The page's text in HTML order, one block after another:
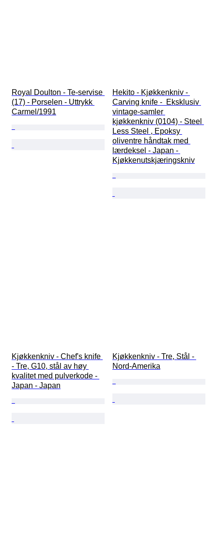
Royal Doulton - Te-servise
(17) - Porselen - Uttrykk
Carmel/1991
Hekito - Kjøkkenkniv -
Carving knife -  Eksklusiv
vintage-samler
kjøkkenkniv (0104) - Steel
Less Steel , Epoksy
oliventre håndtak med
lærdeksel - Japan -
Kjøkkenutskjæringskniv
Kjøkkenkniv - Chef's knife
- Tre, G10, stål av høy
kvalitet med pulverkode -
Japan - Japan
Kjøkkenkniv - Tre, Stål -
Nord-Amerika